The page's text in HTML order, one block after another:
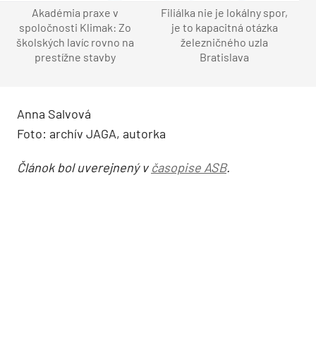
Akadémia praxe v
spoločnosti Klimak: Zo
školských lavíc rovno na
prestížne stavby
Filiálka nie je lokálny spor,
je to kapacitná otázka
železničného uzla
Bratislava
Anna Salvová
Foto: archív JAGA, autorka
Článok bol uverejnený v časopise ASB.